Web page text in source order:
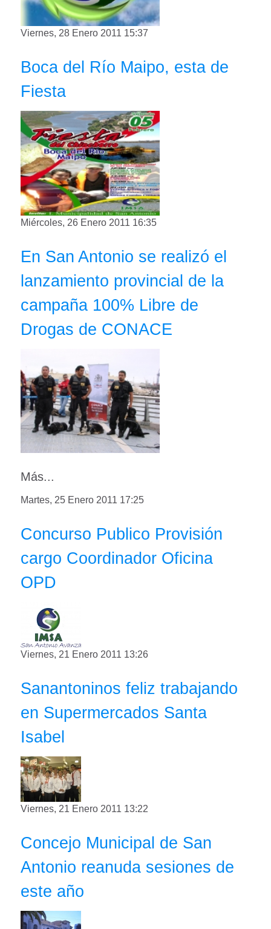
Viernes, 28 Enero 2011 15:37
Boca del Río Maipo, esta de
Fiesta
Miércoles, 26 Enero 2011 16:35
En San Antonio se realizó el
lanzamiento provincial de la
campaña 100% Libre de
Drogas de CONACE
Más...
Martes, 25 Enero 2011 17:25
Concurso Publico Provisión
cargo Coordinador Oficina
OPD
Viernes, 21 Enero 2011 13:26
Sanantoninos feliz trabajando
en Supermercados Santa
Isabel
Viernes, 21 Enero 2011 13:22
Concejo Municipal de San
Antonio reanuda sesiones de
este año